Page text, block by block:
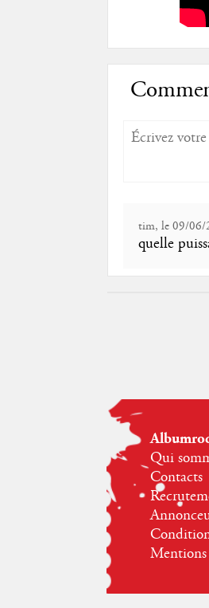
tim, le 09/06/
quelle
Qui
Contacts